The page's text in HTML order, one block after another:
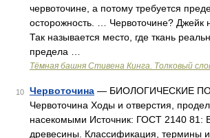
червоточине, а потому требуется
осторожность. … Червоточине? Джейк
Так называется место, где ткань
предела …
Тёмная башня Стивена Кинга. Толковый
10 Червоточина — БИОЛОГИЧЕСКИЕ
Червоточина Ходы и отверстия,
насекомыми Источник: ГОСТ 2140 81:
древесины. Классификация, термины